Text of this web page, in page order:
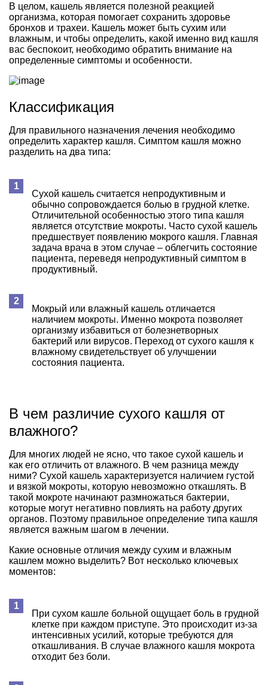
В целом, кашель является полезной реакцией
организма, которая помогает сохранить здоровье
бронхов и трахеи. Кашель может быть сухим или
влажным, и чтобы определить, какой именно вид кашля
вас беспокоит, необходимо обратить внимание на
определенные симптомы и особенности.
Классификация
Для правильного назначения лечения необходимо
определить характер кашля. Симптом кашля можно
разделить на два типа:
Сухой кашель считается непродуктивным и
обычно сопровождается болью в грудной клетке.
Отличительной особенностью этого типа кашля
является отсутствие мокроты. Часто сухой кашель
предшествует появлению мокрого кашля. Главная
задача врача в этом случае – облегчить состояние
пациента, переведя непродуктивный симптом в
продуктивный.
Мокрый или влажный кашель отличается
наличием мокроты. Именно мокрота позволяет
организму избавиться от болезнетворных
бактерий или вирусов. Переход от сухого кашля к
влажному свидетельствует об улучшении
состояния пациента.
В чем различие сухого кашля от
влажного?
Для многих людей не ясно, что такое сухой кашель и
как его отличить от влажного. В чем разница между
ними? Сухой кашель характеризуется наличием густой
и вязкой мокроты, которую невозможно откашлять. В
такой мокроте начинают размножаться бактерии,
которые могут негативно повлиять на работу других
органов. Поэтому правильное определение типа кашля
является важным шагом в лечении.
Какие основные отличия между сухим и влажным
кашлем можно выделить? Вот несколько ключевых
моментов:
При сухом кашле больной ощущает боль в грудной
клетке при каждом приступе. Это происходит из-за
интенсивных усилий, которые требуются для
откашливания. В случае влажного кашля мокрота
отходит без боли.